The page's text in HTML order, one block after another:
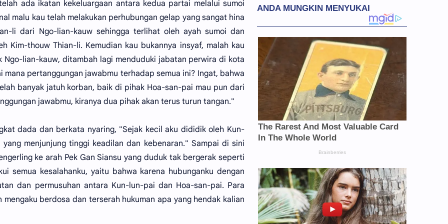
ada ikatan kekeluargaan antara kedua partai melalui sumoi
malu kau telah melakukan perhubungan gelap yang sangat hina
li dari Ngo-lian-kauw sehingga terlihat oleh ayah sumoi dan
Kim-thouw Thian-li. Kemudian kau bukannya insyaf, malah kau
Ngo-lian-kauw, ditambah lagi menduduki jabatan perwira di kota
mana pertanggungan jawabmu terhadap semua ini? Ingat, bahwa
banyak jatuh korban, baik di pihak Hoa-san-pai mau pun dari
jawabmu, kiranya dua pihak akan terus turun tangan."
dada dan berkata nyaring, "Sejak kecil aku dididik oleh Kun-
menjunjung tinggi keadilan dan kebenaran." Sampai di sini
ke arah Pek Gan Siansu yang duduk tak bergerak seperti
semua kesalahanku, yaitu bahwa karena hubunganku dengan
dan permusuhan antara Kun-lun-pai dan Hoa-san-pai. Para
berdosa dan terserah hukuman apa yang hendak kalian